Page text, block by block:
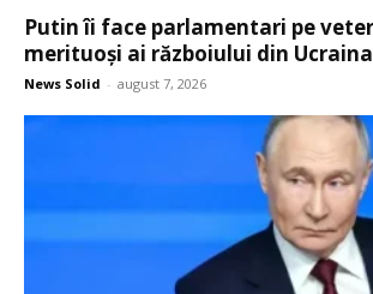
Putin îi face parlamentari pe
merituoși ai războiului din
News Solid - august 7, 2026